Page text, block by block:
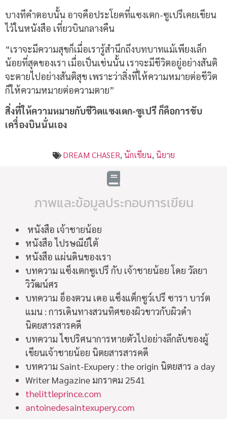
บางทีคำตอบนั้น อาจคือประโยคที่แซงเตก-ซูเปรีเคยเขียน
ไว้ในหนังสือ เที่ยวบินกลางคืน
“เราจะมีความสุขก็เมื่อเรารู้สำนึกถึงบทบาทแม้เพียงเล็ก
น้อยที่สุดของเรา เมื่อเป็นเช่นนั้น เราจะมีชีวิตอยู่อย่างสันติ
จะตายไปอย่างสันติสุข เพราะว่าสิ่งที่ให้ความหมายต่อชีวิต
ก็ให้ความหมายต่อความตาย”
สิ่งที่ให้ความหมายกับชีวิตแซงเตก-ซูเปรี ก็คือการขับ
เครื่องบินนั่นเอง
DREAM CHASER, นักเขียน, นิยาย
ภาพและข้อมูลประกอบการเขียน
หนังสือ เจ้าชายน้อย
หนังสือ ไปรษณีย์ใต้
หนังสือ แผ่นดินของเรา
บทความ แซ็งเตกซูเปรี กับ เจ้าชายน้อย โดย วัลยา
วิวัฒน์ศร
บทความ อ็องตวน เดอ แซ็งแต็กซูว์เปรี ซารา บาร์ต
แมน : การเดินทางสวนทิศของผิวขาวกับผิวดำ
นิตยสารสารคดี
บทความ ไขปริศนาการหายตัวไปอย่างลึกลับของผู้
เขียนเจ้าชายน้อย นิตยสารสารคดี
บทความ Saint-Exupery : the origin นิตยสาร a day
Writer Magazine มกราคม 2541
thelittleprince.com
antoinedesaintexupery.com